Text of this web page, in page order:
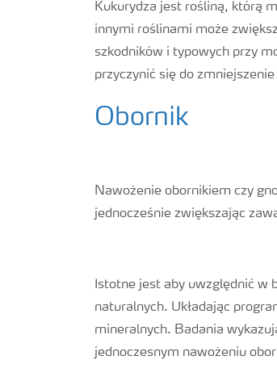
Kukurydza jest rośliną, którą
innymi roślinami może
szkodników i typowych przy
przyczynić się do
Obornik
Nawożenie obornikiem czy
jednocześnie zwiększając
Istotne jest aby uwzględnić w
naturalnych. Układając
mineralnych. Badania
jednoczesnym nawożeniu